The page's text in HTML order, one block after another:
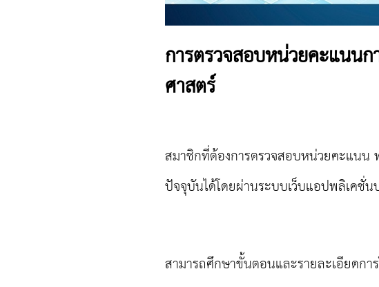
การตรวจสอบหน่วยคะแนน
ศาสตร์
สมาชิกที่ต้องการตรวจสอบหน่วยคะแน
ปัจจุบันได้โดยผ่านระบบเว็บแอปพลิเคชั่
สามารถศึกษาขั้นตอนและรายละเอียดกา